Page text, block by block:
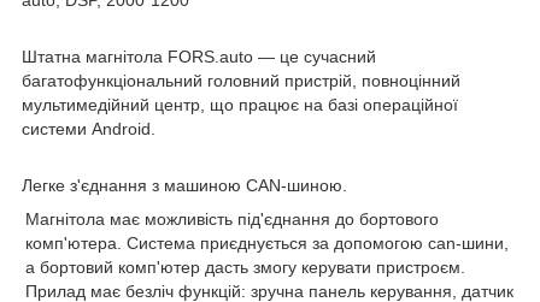
Штатна магнітола FORS.auto — це сучасний
багатофункціональний головний пристрій, повноцінний
мультимедійний центр, що працює на базі операційної
системи Android.
Легке з'єднання з машиною CAN-шиною.
Магнітола має можливість під'єднання до бортового
комп'ютера. Система приєднується за допомогою can-шини,
а бортовий комп'ютер дасть змогу керувати пристроєм.
Прилад має безліч функцій: зручна панель керування, датчик